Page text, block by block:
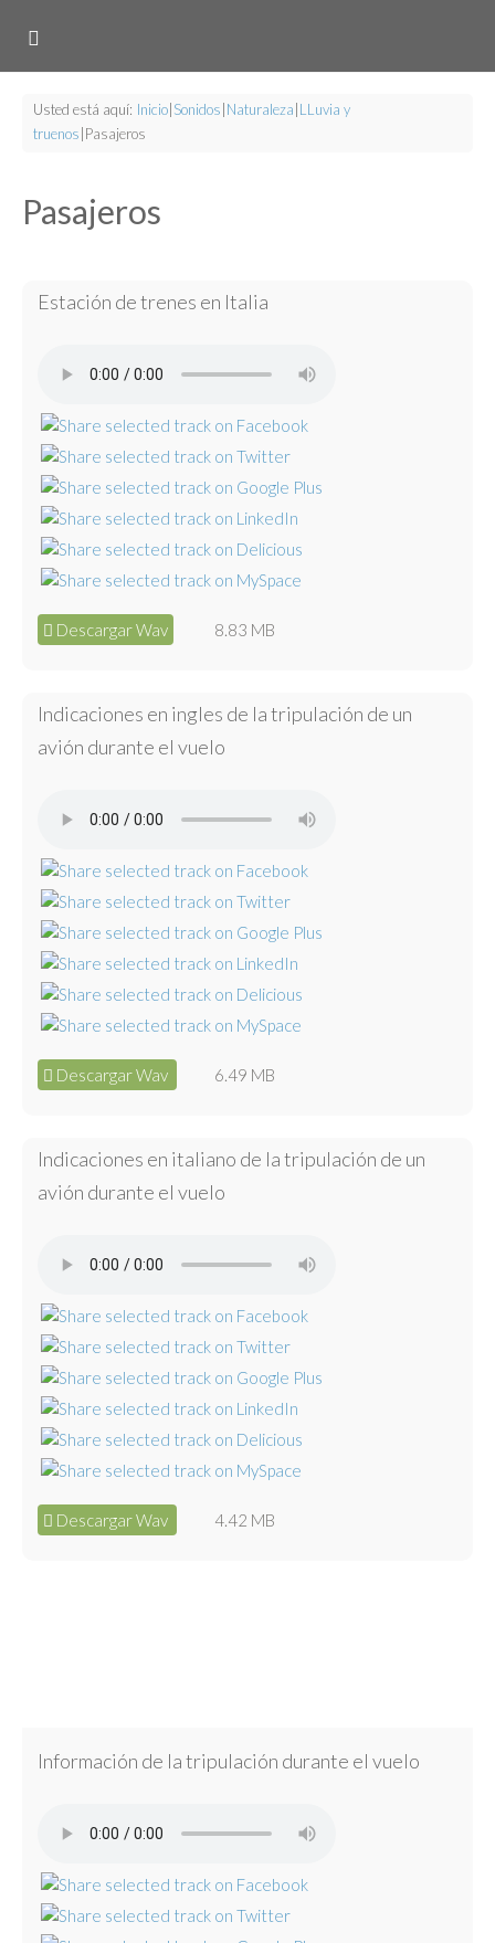
Usted está aquí: Inicio Sonidos Naturaleza LLuvia y
truenos Pasajeros
Pasajeros
Estación de trenes en Italia
Descargar Wav 8.83 MB
Indicaciones en ingles de la tripulación de un
avión durante el vuelo
Descargar Wav 6.49 MB
Indicaciones en italiano de la tripulación de un
avión durante el vuelo
Descargar Wav 4.42 MB
Información de la tripulación durante el vuelo